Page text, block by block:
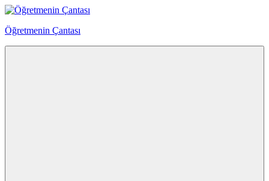
Skip
content
Öğretmenin Çantası